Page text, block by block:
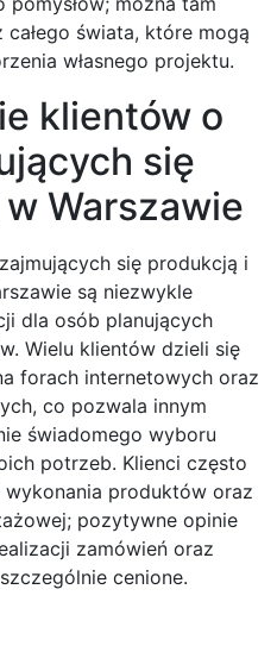
świata, które mogą
własnego projektu.
klientów o
się
Warszawie
się produkcją i
są niezwykle
dla osób planujących
Wielu klientów dzieli się
forach internetowych oraz
co pozwala innym
świadomego wyboru
potrzeb. Klienci często
produktów oraz
pozytywne opinie
zamówień oraz
cenione.